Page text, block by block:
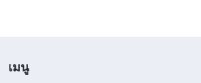
เมนู